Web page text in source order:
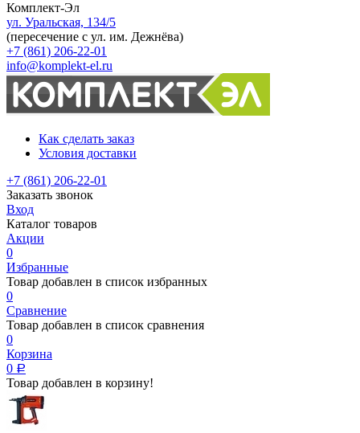
Комплект-Эл
ул. Уральская, 134/5
(пересечение с ул. им. Дежнёва)
+7 (861) 206-22-01
info@komplekt-el.ru
Как сделать заказ
Условия доставки
+7 (861) 206-22-01
Заказать звонок
Вход
Каталог товаров
Акции
0
Избранные
Товар добавлен в список избранных
0
Сравнение
Товар добавлен в список сравнения
0
Корзина
0 Р
Товар добавлен в корзину!